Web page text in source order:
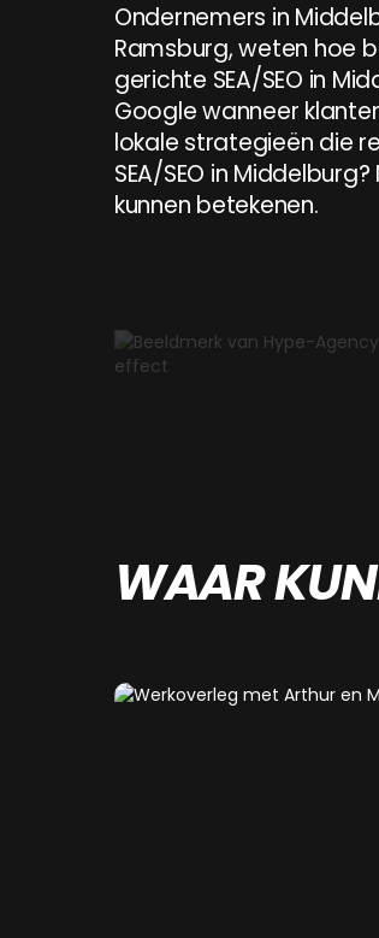
Ondernemers in Middelburg,
Ondernemers in
Ramsburg,weten hoe
gerichte SEA/SEO in
Googlewanneer
lokale strategieën die
SEA/SEO in Middelburg?
kunnen betekenen.
WAAR